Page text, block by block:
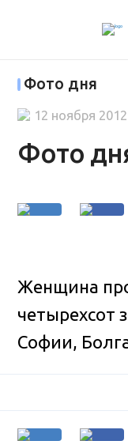
Фото дня
Фото
12 ноября
Женщина
четырехсот
Софии,